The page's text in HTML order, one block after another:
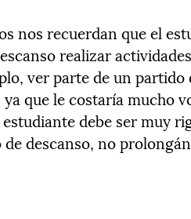
nos recuerdan que el
realizar
ver parte de un partido
que le costaría mucho
debe ser muy
descanso, no